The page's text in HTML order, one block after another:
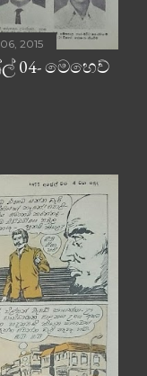
2015
04- මෙහෙව්